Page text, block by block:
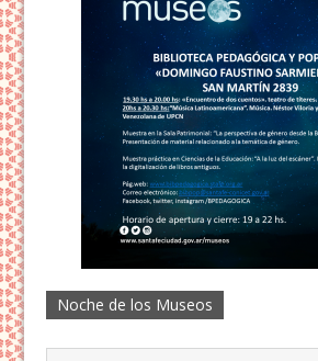
Noche de los Museos